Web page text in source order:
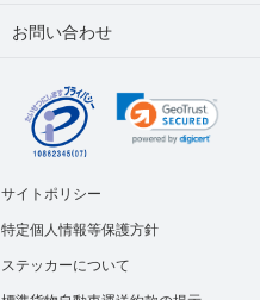
お問い合わせ
サイトポリシー
特定個人情報等保護方針
ステッカーについて